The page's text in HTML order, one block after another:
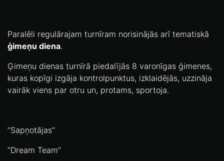
Paralēli regulārajam turnīram norisinājās arī tematiskā
ģimeņu diena.
Ģimeņu dienas turnīrā piedalījās 8 varonīgas ģimenes,
kuras kopīgi izgāja kontrolpunktus, izklaidējās, uzzināja
vairāk viens par otru un, protams, sportoja.
‘’Sapņotājas’’
‘’Dream Team’’